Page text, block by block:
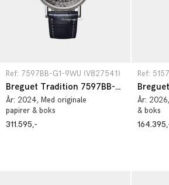
Ref: 7597BB-G1-9WU (V827541)
Breguet Tradition 7597BB-G1-9WU
År: 2024, Med originale
papirer & boks
311.595,-
Ref:
År: 2026
& boks